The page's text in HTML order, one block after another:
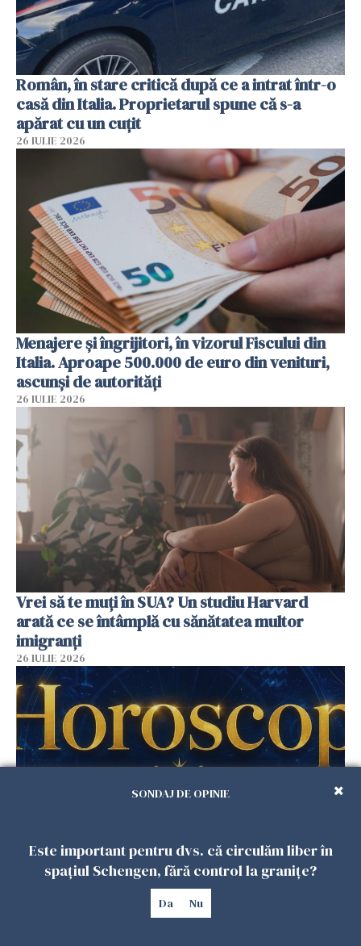
Român, în stare critică după ce a intrat într-o
casă din Italia. Proprietarul spune că s-a
apărat cu un cuțit
26 IULIE 2026
Menajere și îngrijitori, în vizorul Fiscului din
Italia. Aproape 500.000 de euro din venituri,
ascunși de autorități
26 IULIE 2026
Vrei să te muți în SUA? Un studiu Harvard
arată ce se întâmplă cu sănătatea multor
imigranți
26 IULIE 2026
Horoscop 27 iulie. Lunea care schimbă ritmul
săptămânii. Universul deschide uși
neașteptate pentru unele zodii
SONDAJ DE OPINIE
Este important pentru dvs. că circulăm liber în
spațiul Schengen, fără control la granițe?
Da Nu